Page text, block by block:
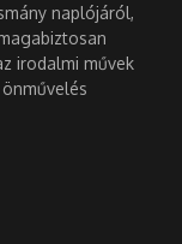
naplójáról,
irodalmi művek